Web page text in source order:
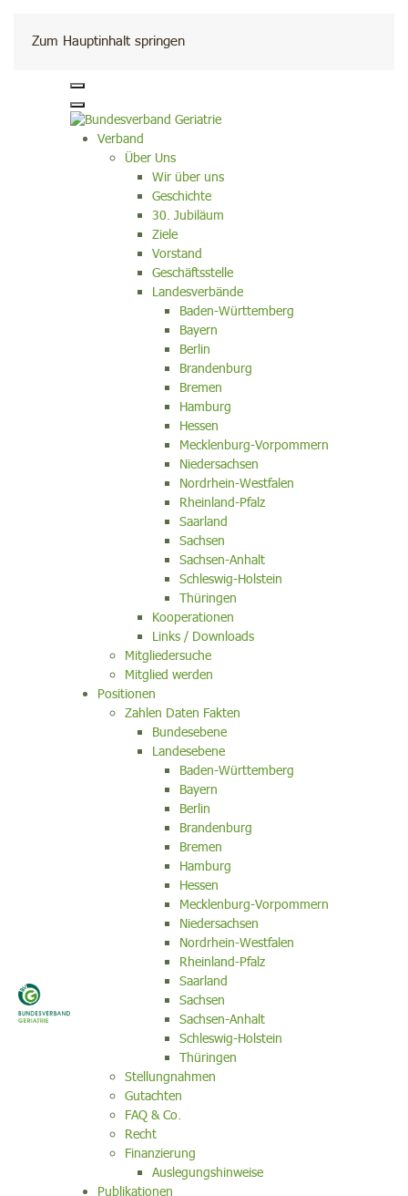
Zum Hauptinhalt springen
Kontakt
Verband
Über Uns
Wir über uns
Geschichte
30. Jubiläum
Ziele
Vorstand
Geschäftsstelle
Landesverbände
Baden-Württemberg
Bayern
Berlin
Brandenburg
Bremen
Hamburg
Hessen
Mecklenburg-Vorpommern
Niedersachsen
Nordrhein-Westfalen
Rheinland-Pfalz
Saarland
Sachsen
Sachsen-Anhalt
Schleswig-Holstein
Thüringen
Kooperationen
Links / Downloads
Mitgliedersuche
Mitglied werden
Positionen
Zahlen Daten Fakten
Bundesebene
Landesebene
Baden-Württemberg
Bayern
Berlin
Brandenburg
Bremen
Hamburg
Hessen
Mecklenburg-Vorpommern
Niedersachsen
Nordrhein-Westfalen
Rheinland-Pfalz
Saarland
Sachsen
Sachsen-Anhalt
Schleswig-Holstein
Thüringen
Stellungnahmen
Gutachten
FAQ & Co.
Recht
Finanzierung
Auslegungshinweise